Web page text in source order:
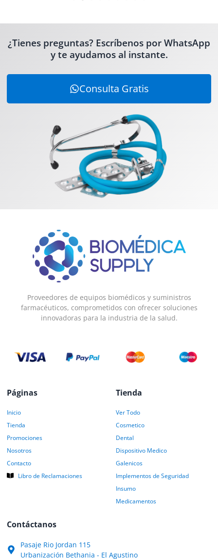
¿Tienes preguntas? Escríbenos por WhatsApp
y te ayudamos al instante.
Consulta Gratis
Proveedores de equipos biomédicos y suministros
farmacéuticos, comprometidos con ofrecer soluciones
innovadoras para la industria de la salud.
Páginas
Inicio
Tienda
Promociones
Nosotros
Contacto
Libro de Reclamaciones
Tienda
Ver Todo
Cosmetico
Dental
Dispositivo Medico
Galenicos
Implementos de Seguridad
Insumo
Medicamentos
Contáctanos
Pasaje Rio Jordan 115
Urbanización Bethania - El Agustino